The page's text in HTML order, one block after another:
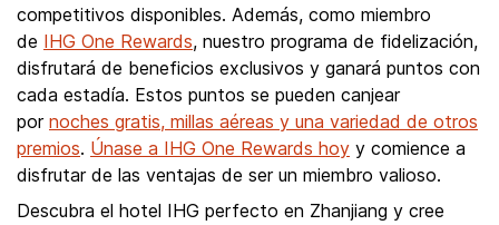
competitivos disponibles. Además, como miembro
de IHG One Rewards, nuestro programa de fidelización,
disfrutará de beneficios exclusivos y ganará puntos con
cada estadía. Estos puntos se pueden canjear
por noches gratis, millas aéreas y una variedad de otros
premios. Únase a IHG One Rewards hoy y comience a
disfrutar de las ventajas de ser un miembro valioso.
Descubra el hotel IHG perfecto en Zhanjiang y cree